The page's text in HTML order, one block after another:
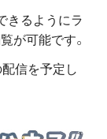
きるようにラ
が可能です。
信を予定し